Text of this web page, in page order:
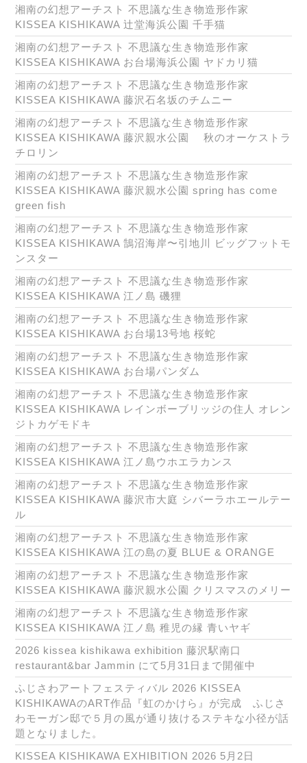
湘南の幻想アーチスト 不思議な生き物造形作家
KISSEA KISHIKAWA 辻堂海浜公園 千手猫
湘南の幻想アーチスト 不思議な生き物造形作家
KISSEA KISHIKAWA お台場海浜公園 ヤドカリ猫
湘南の幻想アーチスト 不思議な生き物造形作家
KISSEA KISHIKAWA 藤沢石名坂のチムニー
湘南の幻想アーチスト 不思議な生き物造形作家
KISSEA KISHIKAWA 藤沢親水公園 秋のオーケストラ
チロリン
湘南の幻想アーチスト 不思議な生き物造形作家
KISSEA KISHIKAWA 藤沢親水公園 spring has come
green fish
湘南の幻想アーチスト 不思議な生き物造形作家
KISSEA KISHIKAWA 鵠沼海岸〜引地川 ビッグフットモ
ンスター
湘南の幻想アーチスト 不思議な生き物造形作家
KISSEA KISHIKAWA 江ノ島 磯狸
湘南の幻想アーチスト 不思議な生き物造形作家
KISSEA KISHIKAWA お台場13号地 桜蛇
湘南の幻想アーチスト 不思議な生き物造形作家
KISSEA KISHIKAWA お台場パンダム
湘南の幻想アーチスト 不思議な生き物造形作家
KISSEA KISHIKAWA レインボーブリッジの住人 オレン
ジトカゲモドキ
湘南の幻想アーチスト 不思議な生き物造形作家
KISSEA KISHIKAWA 江ノ島ウホエラカンス
湘南の幻想アーチスト 不思議な生き物造形作家
KISSEA KISHIKAWA 藤沢市大庭 シバーラホエールテー
ル
湘南の幻想アーチスト 不思議な生き物造形作家
KISSEA KISHIKAWA 江の島の夏 BLUE & ORANGE
湘南の幻想アーチスト 不思議な生き物造形作家
KISSEA KISHIKAWA 藤沢親水公園 クリスマスのメリー
湘南の幻想アーチスト 不思議な生き物造形作家
KISSEA KISHIKAWA 江ノ島 稚児の縁 青いヤギ
2026 kissea kishikawa exhibition 藤沢駅南口
restaurant&bar Jammin にて5月31日まで開催中
ふじさわアートフェスティバル 2026 KISSEA
KISHIKAWAのART作品『虹のかけら』が完成 ふじさ
わモーガン邸で５月の風が通り抜けるステキな小径が話
題となりました。
KISSEA KISHIKAWA EXHIBITION 2026 5月2日